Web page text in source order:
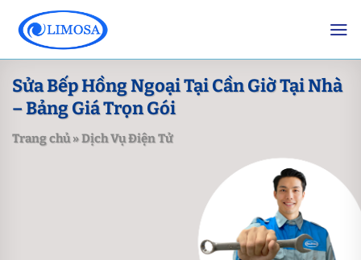
content
Sửa Bếp Hồng Ngoại Tại Cần Giờ Tại Nhà
– Bảng Giá Trọn Gói
Trang chủ»Dịch Vụ Điện Tử